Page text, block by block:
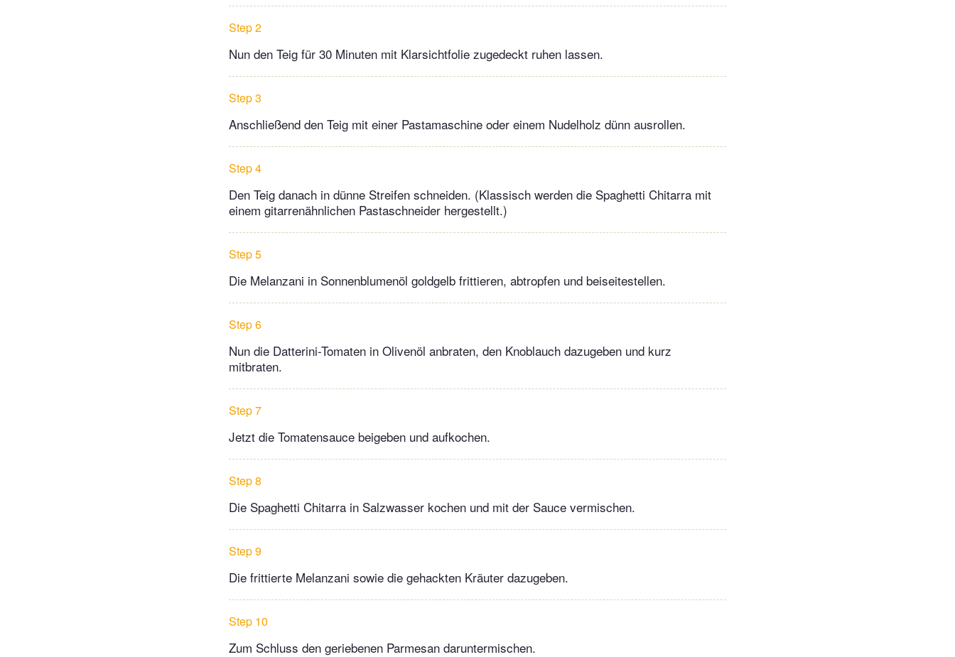
Step 2
Nun den Teig für 30 Minuten mit Klarsichtfolie zugedeckt ruhen lassen.
Step 3
Anschließend den Teig mit einer Pastamaschine oder einem Nudelholz dünn ausrollen.
Step 4
Den Teig danach in dünne Streifen schneiden. (Klassisch werden die Spaghetti Chitarra mit
einem gitarrenähnlichen Pastaschneider hergestellt.)
Step 5
Die Melanzani in Sonnenblumenöl goldgelb frittieren, abtropfen und beiseitestellen.
Step 6
Nun die Datterini-Tomaten in Olivenöl anbraten, den Knoblauch dazugeben und kurz
mitbraten.
Step 7
Jetzt die Tomatensauce beigeben und aufkochen.
Step 8
Die Spaghetti Chitarra in Salzwasser kochen und mit der Sauce vermischen.
Step 9
Die frittierte Melanzani sowie die gehackten Kräuter dazugeben.
Step 10
Zum Schluss den geriebenen Parmesan daruntermischen.